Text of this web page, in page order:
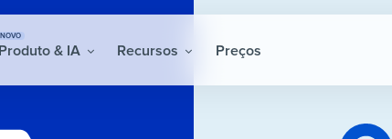
NOVO
Produto & IA Recursos Preços